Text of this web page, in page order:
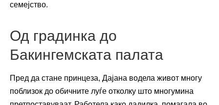
семејство.
Од градинка до
Бакингемската палата
Пред да стане принцеза, Дајана водела живот многу
поблизок до обичните луѓе отколку што многумина